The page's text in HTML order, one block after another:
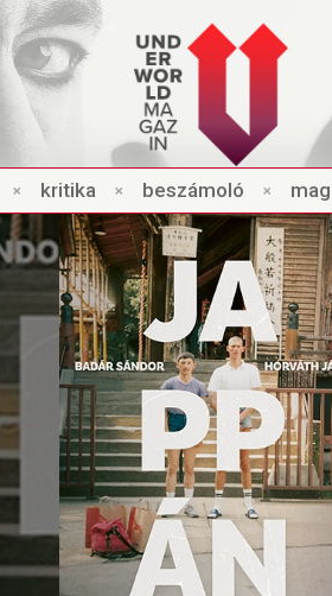
× kritika × beszámoló ×